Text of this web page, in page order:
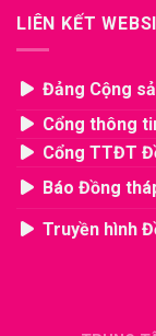
LIÊN KẾT
Đảng Cộng
Cổng thông
Cổng TTĐT
Báo Đồng
Truyền hình